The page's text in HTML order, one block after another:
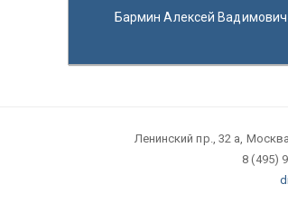
Бармин Алексей Вадимович
Ленинский пр., 32 а,
8 (495)